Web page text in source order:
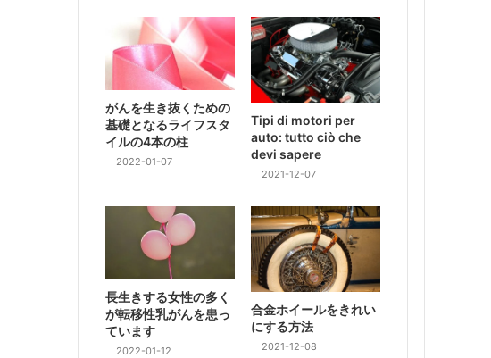
がんを生き抜くための
基礎となるライフスタ
イルの4本の柱
2022-01-07
Tipi di motori per
auto: tutto ciò che
devi sapere
2021-12-07
長生きする女性の多く
が転移性乳がんを患っ
ています
2022-01-12
合金ホイールをきれい
にする方法
2021-12-08